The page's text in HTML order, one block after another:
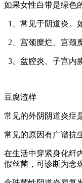
如果女性白带是绿色
1、常见于阴道炎。
2、宫颈糜烂、宫颈
3、盆腔炎、子宫内
豆腐渣样
常见的外阴阴道炎症
常见的原因有广谱抗
在生活中穿紧身化纤
假丝菌，可诊断为念